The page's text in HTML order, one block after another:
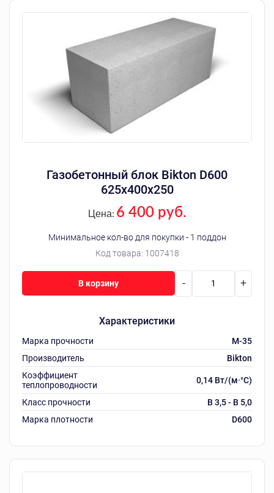
Газобетонный блок Bikton D600
625х400х250
Код товара: 1007418
Цена: 6 400 руб.
Минимальное кол-во для покупки - 1 поддон
Характеристики
Марка прочности
M-35
Производитель
Bikton
Коэффициент
теплопроводности
0,14 Вт/(м·°C)
Класс прочности
B 3,5 - B 5,0
Марка плотности
D600
- +
В корзину